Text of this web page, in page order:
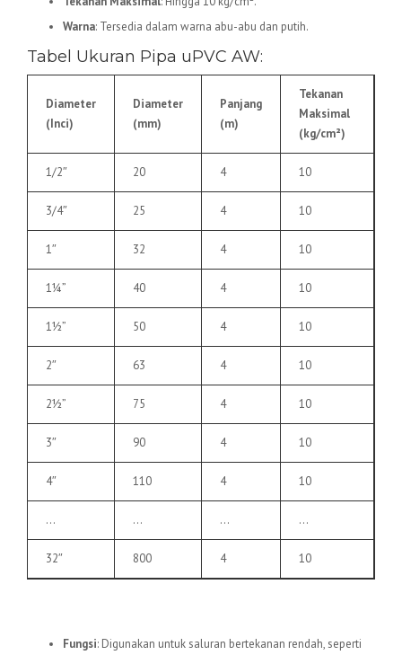
Warna: Tersedia dalam warna abu-abu dan putih.
Tabel Ukuran Pipa uPVC AW:
Diameter
(Inci)
Diameter
(mm)
Panjang
(m)
Tekanan
Maksimal
(kg/cm²)
1/2″ 20 4 10
3/4″ 25 4 10
1″ 32 4 10
1¼” 40 4 10
1½” 50 4 10
2″ 63 4 10
2½” 75 4 10
3″ 90 4 10
4″ 110 4 10
… … … …
32″ 800 4 10
Fungsi: Digunakan untuk saluran bertekanan rendah, seperti